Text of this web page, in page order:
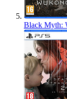
Black Myth: